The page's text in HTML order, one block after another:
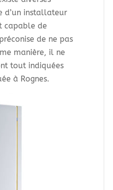
d’un installateur
capable de
de ne pas
manière, il ne
tout indiquées
à Rognes.